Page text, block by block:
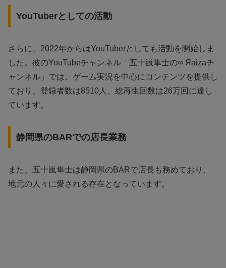
YouTuberとしての活動
さらに、2022年からはYouTuberとしても活動を開始しま
した。彼のYouTubeチャンネル「五十嵐隼士の∞ Яaizaチ
ャンネル」では、ゲーム実況を中心にコンテンツを提供し
ており、登録者数は8510人、総再生回数は26万回に達し
ています。
静岡県のBARでの店長業務
また、五十嵐隼士は静岡県のBARで店長も務めており、
地元の人々に愛される存在となっています。